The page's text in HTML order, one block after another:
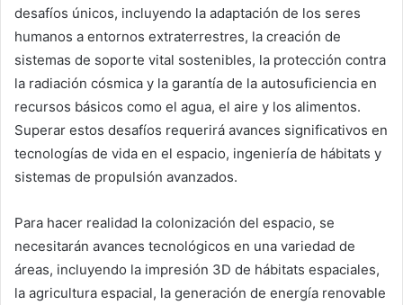
desafíos únicos, incluyendo la adaptación de los seres
humanos a entornos extraterrestres, la creación de
sistemas de soporte vital sostenibles, la protección contra
la radiación cósmica y la garantía de la autosuficiencia en
recursos básicos como el agua, el aire y los alimentos.
Superar estos desafíos requerirá avances significativos en
tecnologías de vida en el espacio, ingeniería de hábitats y
sistemas de propulsión avanzados.
Para hacer realidad la colonización del espacio, se
necesitarán avances tecnológicos en una variedad de
áreas, incluyendo la impresión 3D de hábitats espaciales,
la agricultura espacial, la generación de energía renovable